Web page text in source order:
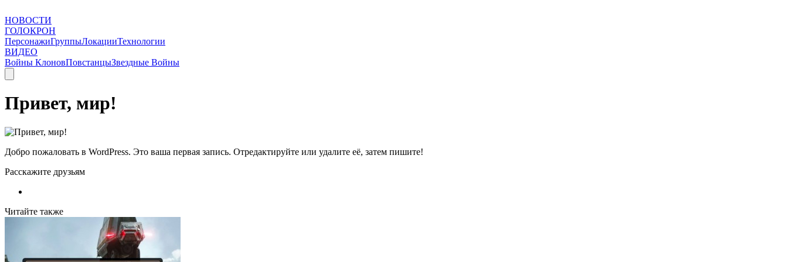
НОВОСТИ
ГОЛОКРОН
ПерсонажиГруппыЛокацииТехнологии
ВИДЕО
Войны КлоновПовстанцыЗвездные Войны
Привет, мир!
Добро пожаловать в WordPress. Это ваша первая запись. Отредактируйте или удалите её, затем пишите!
Расскажите друзьям
Читайте также